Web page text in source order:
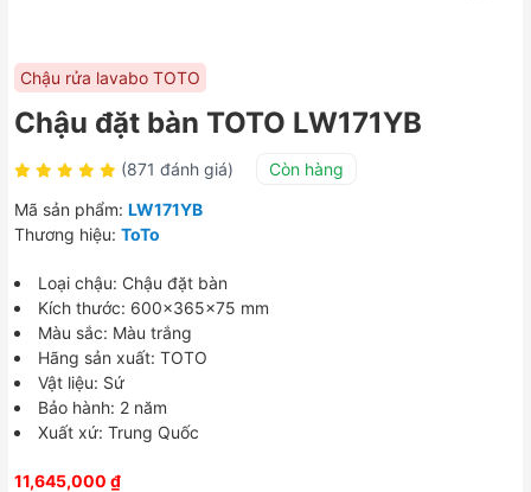
Chậu rửa lavabo TOTO
Chậu đặt bàn TOTO LW171YB
(871 đánh giá)
Còn hàng
Mã sản phẩm: LW171YB
Thương hiệu: ToTo
Loại chậu: Chậu đặt bàn
Kích thước: 600x365x75 mm
Màu sắc: Màu trắng
Hãng sản xuất: TOTO
Vật liệu: Sứ
Bảo hành: 2 năm
Xuất xứ: Trung Quốc
11,645,000 ₫